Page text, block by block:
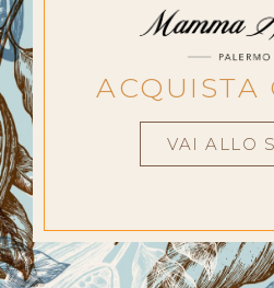
ACQUISTA
VAI ALLO